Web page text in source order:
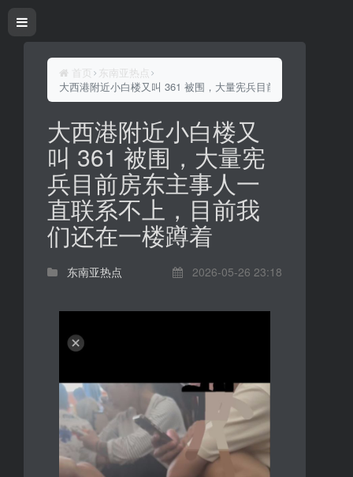
首页
东南亚热点
大西港附近小白楼又叫 361 被围，大量宪兵目前房东主事人一
大西港附近小白楼又
叫 361 被围，大量宪
兵目前房东主事人一
直联系不上，目前我
们还在一楼蹲着
东南亚热点 2026-05-26 23:18